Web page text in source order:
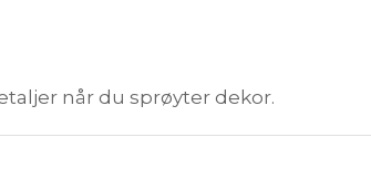
når du sprøyter dekor.